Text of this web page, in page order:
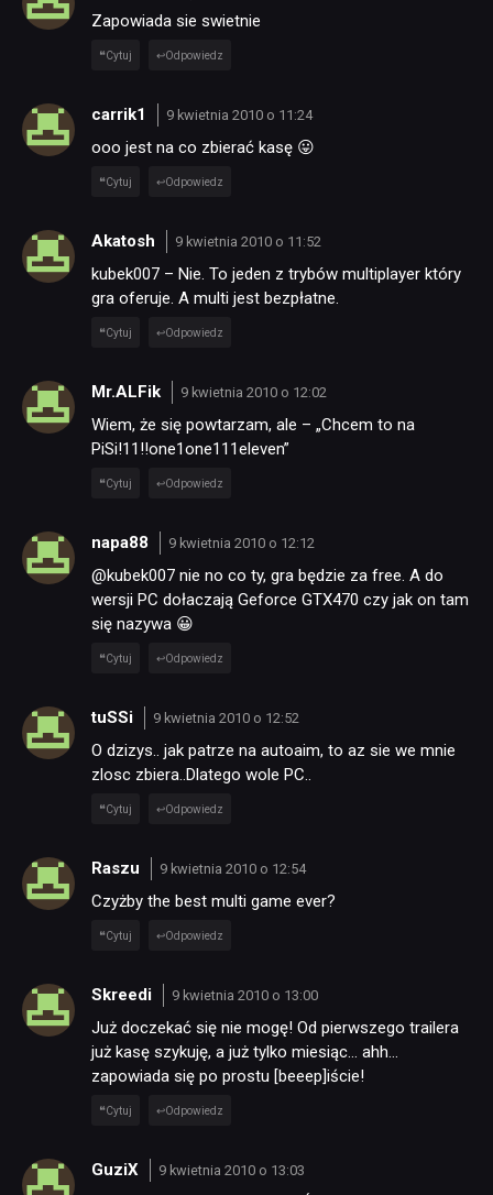
Zapowiada sie swietnie
Cytuj Odpowiedz
carrik1 9 kwietnia 2010 o 11:24
ooo jest na co zbierać kasę 😛
Cytuj Odpowiedz
Akatosh 9 kwietnia 2010 o 11:52
kubek007 – Nie. To jeden z trybów multiplayer który
gra oferuje. A multi jest bezpłatne.
Cytuj Odpowiedz
Mr.ALFik 9 kwietnia 2010 o 12:02
Wiem, że się powtarzam, ale – „Chcem to na
PiSi!11!!one1one111eleven”
Cytuj Odpowiedz
napa88 9 kwietnia 2010 o 12:12
@kubek007 nie no co ty, gra będzie za free. A do
wersji PC dołaczają Geforce GTX470 czy jak on tam
się nazywa 😀
Cytuj Odpowiedz
tuSSi 9 kwietnia 2010 o 12:52
O dzizys.. jak patrze na autoaim, to az sie we mnie
zlosc zbiera..Dlatego wole PC..
Cytuj Odpowiedz
Raszu 9 kwietnia 2010 o 12:54
Czyżby the best multi game ever?
Cytuj Odpowiedz
Skreedi 9 kwietnia 2010 o 13:00
Już doczekać się nie mogę! Od pierwszego trailera
już kasę szykuję, a już tylko miesiąc… ahh…
zapowiada się po prostu [beeep]iście!
Cytuj Odpowiedz
GuziX 9 kwietnia 2010 o 13:03